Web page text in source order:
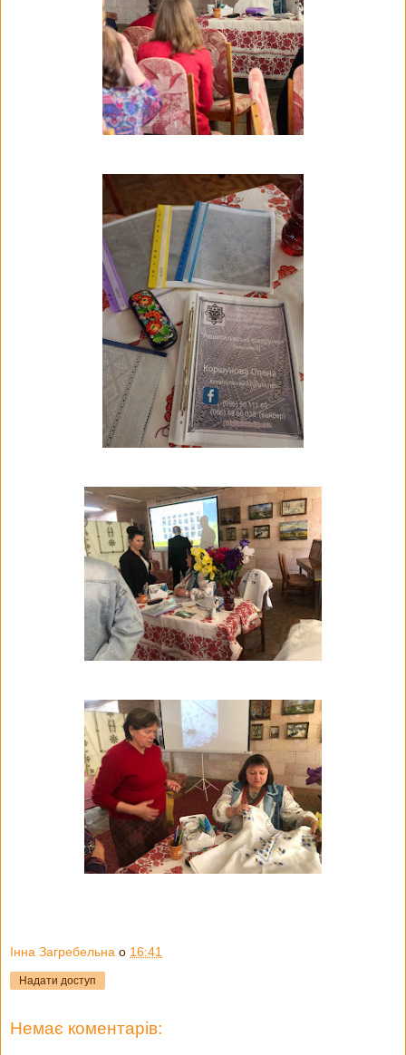
Інна Загребельна о 16:41
Надати доступ
Немає коментарів: